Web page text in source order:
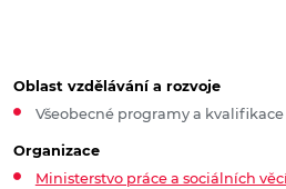
Oblast vzdělávání a rozvoje
Všeobecné programy a
Organizace
Ministerstvo práce a sociálních